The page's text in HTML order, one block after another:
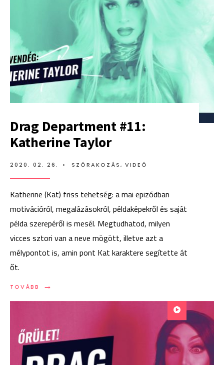
Drag Department #11:
Katherine Taylor
2020. 02. 26. • SZÓRAKOZÁS, VIDEÓ
Katherine (Kat) friss tehetség: a mai epizódban
motivációról, megalázásokról, példaképekről és saját
példa szerepéről is mesél. Megtudhatod, milyen
vicces sztori van a neve mögött, illetve azt a
mélypontot is, amin pont Kat karaktere segítette át
őt.
TOVÁBB →
TOVÁBB:
TAYLOR